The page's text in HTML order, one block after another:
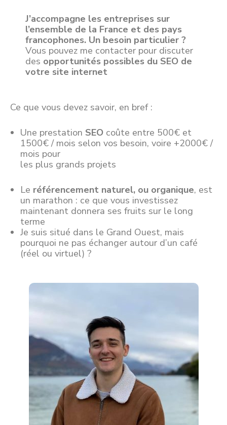
J’accompagne les entreprises sur
l’ensemble de la France et des pays
francophones. Un besoin particulier ?
Vous pouvez me contacter pour discuter
des opportunités possibles du SEO de
votre site internet
Ce que vous devez savoir, en bref :
Une prestation SEO coûte entre 500€ et
1500€ / mois selon vos besoin, voire +2000€ /
mois pour
les plus grands projets
Le référencement naturel, ou organique, est
un marathon : ce que vous investissez
maintenant donnera ses fruits sur le long
terme
Je suis situé dans le Grand Ouest, mais
pourquoi ne pas échanger autour d’un café
(réel ou virtuel) ?